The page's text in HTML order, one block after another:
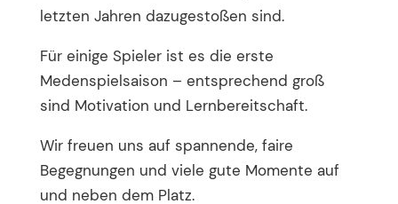
letzten Jahren dazugestoßen sind.
Für einige Spieler ist es die erste
Medenspielsaison – entsprechend groß
sind Motivation und Lernbereitschaft.
Wir freuen uns auf spannende, faire
Begegnungen und viele gute Momente auf
und neben dem Platz.